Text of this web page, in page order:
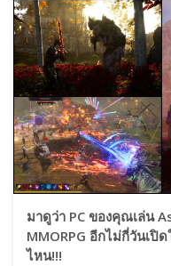
มาดูว่า PC ของคุณเล่น
MMORPG อีกไม่กี่วันเปิ
ไหน!!!